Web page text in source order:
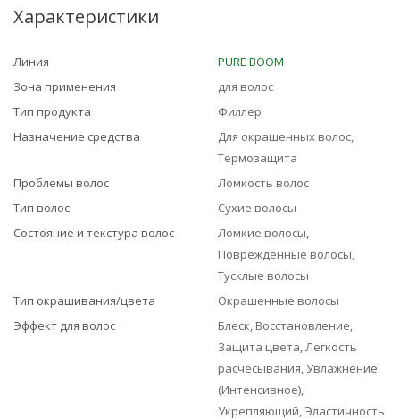
Характеристики
Линия
PURE BOOM
Зона применения
для волос
Тип продукта
Филлер
Назначение средства
Для окрашенных волос,
Термозащита
Проблемы волос
Ломкость волос
Тип волос
Сухие волосы
Состояние и текстура волос
Ломкие волосы,
Поврежденные волосы,
Тусклые волосы
Тип окрашивания/цвета
Окрашенные волосы
Эффект для волос
Блеск, Восстановление,
Защита цвета, Легкость
расчесывания, Увлажнение
(Интенсивное),
Укрепляющий, Эластичность